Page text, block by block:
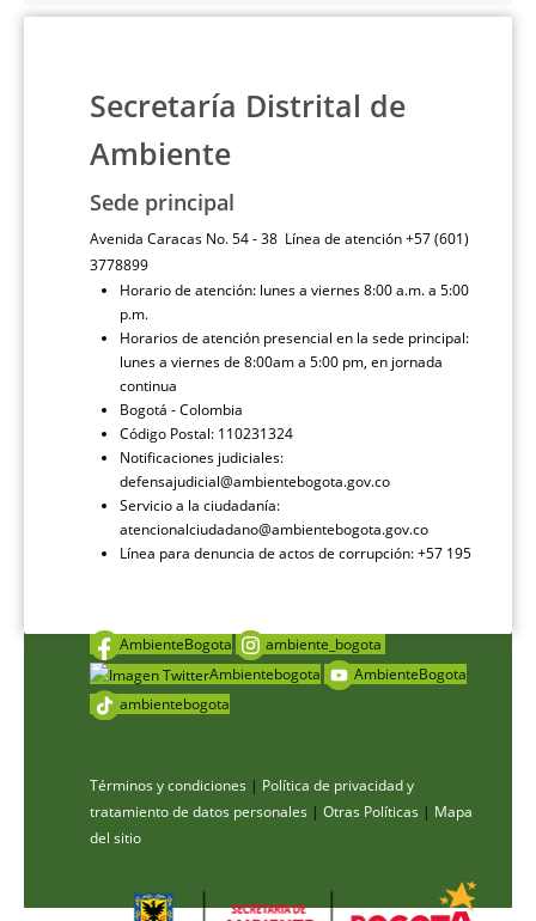
Secretaría Distrital de
Ambiente
Sede principal
Avenida Caracas No. 54 - 38 Línea de atención +57 (601)
3778899
Horario de atención: lunes a viernes 8:00 a.m. a 5:00
p.m.
Horarios de atención presencial en la sede principal:
lunes a viernes de 8:00am a 5:00 pm, en jornada
continua
Bogotá - Colombia
Código Postal: 110231324
Notificaciones judiciales:
defensajudicial@ambientebogota.gov.co
Servicio a la ciudadanía:
atencionalciudadano@ambientebogota.gov.co
Línea para denuncia de actos de corrupción: +57 195
AmbienteBogota
ambiente_bogota
Ambientebogota
AmbienteBogota
ambientebogota
Términos y condiciones | Política de privacidad y
tratamiento de datos personales | Otras Políticas | Mapa
del sitio